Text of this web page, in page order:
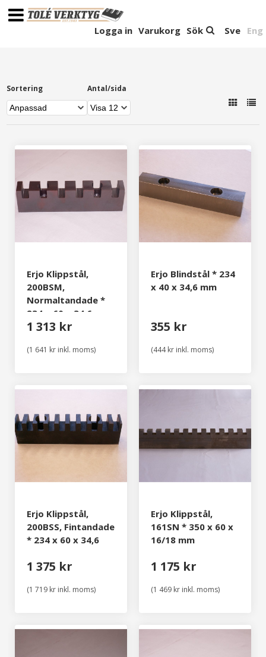
Sve Eng
Sök
Varukorg
Logga in
Sortering Antal/sida
Erjo Klippstål,
200BSM,
Normaltandade *
234 x 60 x 34.6 mm
1 313 kr
(1 641 kr inkl. moms)
Erjo Blindstål * 234
x 40 x 34,6 mm
355 kr
(444 kr inkl. moms)
Erjo Klippstål,
200BSS, Fintandade
* 234 x 60 x 34,6
1 375 kr
(1 719 kr inkl. moms)
Erjo Klippstål,
161SN * 350 x 60 x
16/18 mm
1 175 kr
(1 469 kr inkl. moms)